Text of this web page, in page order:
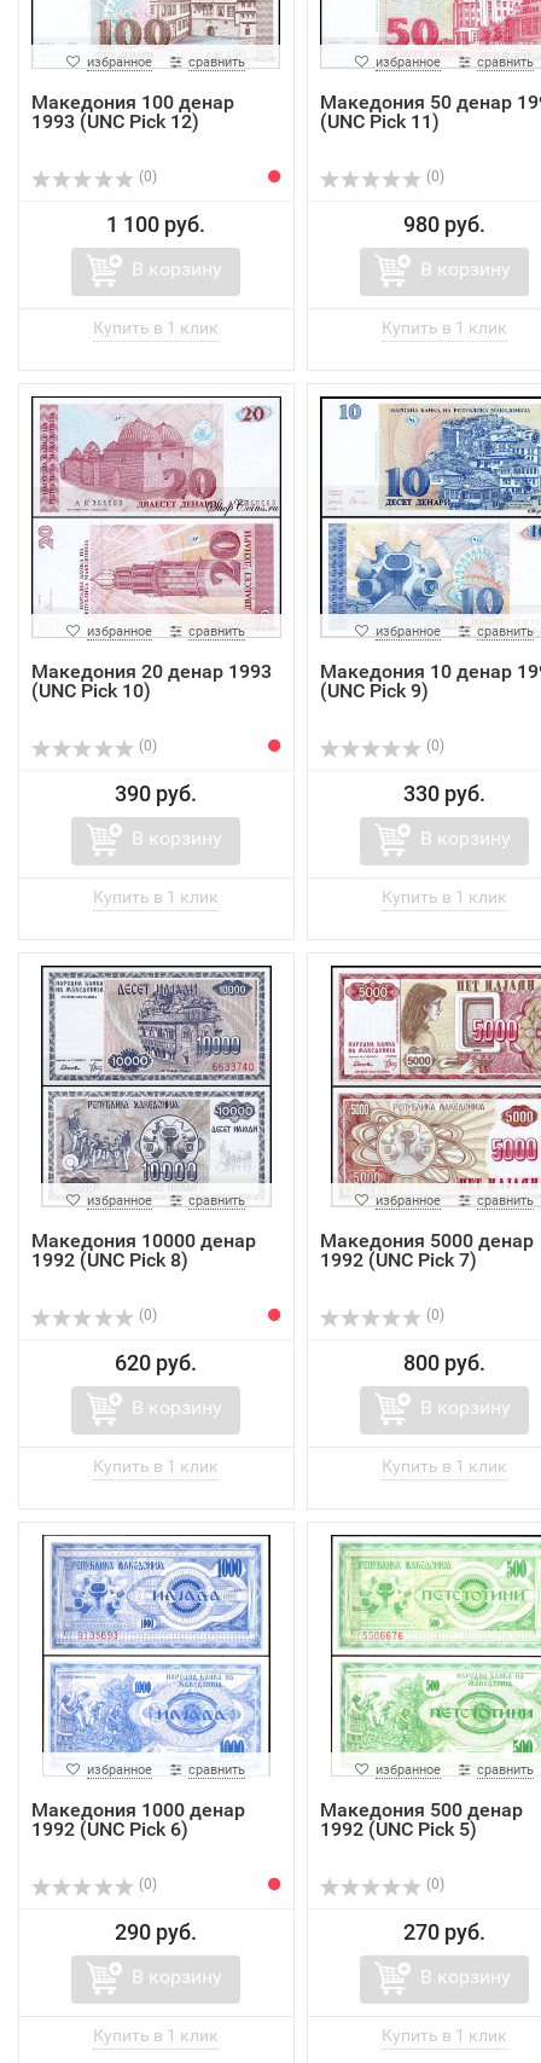
избранное сравнить
Македония 100 денар
1993 (UNC Pick 12)
(0)
1 100 руб.
В корзину
избранное сравнить
Македония 50 денар
(UNC Pick 11)
(0)
980 руб.
В корзину
избранное сравнить
Македония 20 денар 1993
(UNC Pick 10)
(0)
390 руб.
В корзину
избранное сравнить
Македония 10 денар
(UNC Pick 9)
(0)
330 руб.
В корзину
избранное сравнить
Македония 10000 денар
1992 (UNC Pick 8)
(0)
620 руб.
В корзину
избранное сравнить
Македония 5000 денар
1992 (UNC Pick 7)
(0)
800 руб.
В корзину
избранное сравнить
Македония 1000 денар
1992 (UNC Pick 6)
(0)
290 руб.
В корзину
избранное сравнить
Македония 500 денар
1992 (UNC Pick 5)
(0)
270 руб.
В корзину